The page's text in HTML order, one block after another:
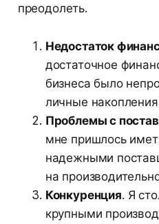
преодолеть.
Недостаток
достаточное
бизнеса было
личные
Проблемы с
мне пришлось
надежными
на
Конкуренция. Я
крупными